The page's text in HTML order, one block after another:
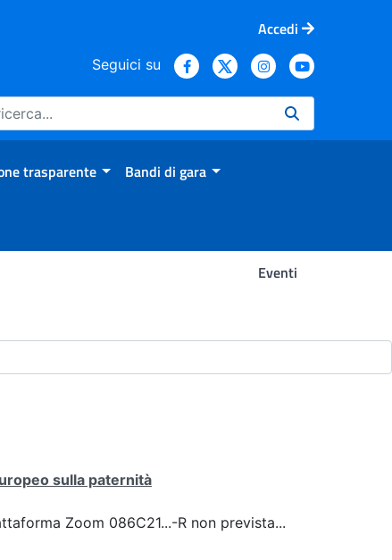
Accedi
Seguici su
trasparente Bandi di gara
Eventi
sulla paternità
Zoom 086C21...-R non prevista...